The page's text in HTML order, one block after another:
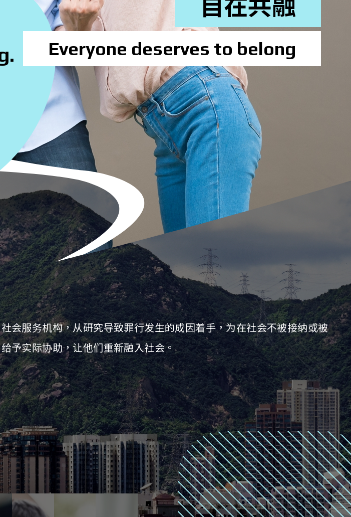
心存同理
协助更生人士融入社会
会服务机构，从研究导致罪行发生的成因着手，为在社会不被接纳或被
予实际协助，让他们重新融入社会。